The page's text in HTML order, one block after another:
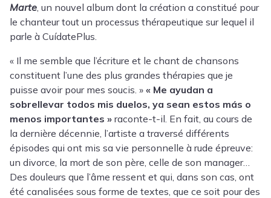
Marte , un nouvel album dont la création a constitué pour
le chanteur tout un processus thérapeutique sur lequel il
parle à CuídatePlus
« Il me semble que l’écriture et le chant de chansons
constituent l’une des plus grandes thérapies que je
puisse avoir pour mes soucis. » « Me ayudan a
sobrellevar todos mis duelos, ya sean estos más o
menos importantes » raconte-t-il. En fait, au cours de
la dernière décennie, l’artiste a traversé différents
épisodes qui ont mis sa vie personnelle à rude épreuve:
un divorce, la mort de son père, celle de son manager…
Des douleurs que l’âme ressent et qui, dans son cas, ont
été canalisées sous forme de textes, que ce soit pour des